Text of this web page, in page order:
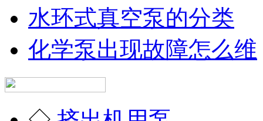
水环式真空泵的分类
化学泵出现故障怎么维